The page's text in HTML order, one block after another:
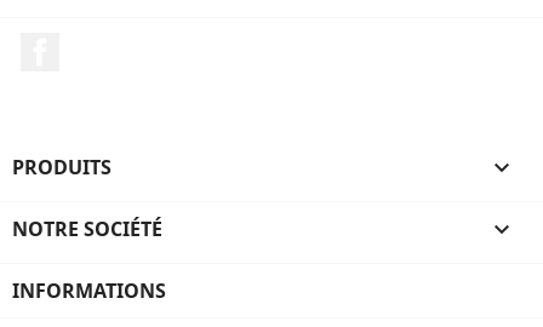
PRODUITS 
NOTRE SOCIÉTÉ 
INFORMATIONS